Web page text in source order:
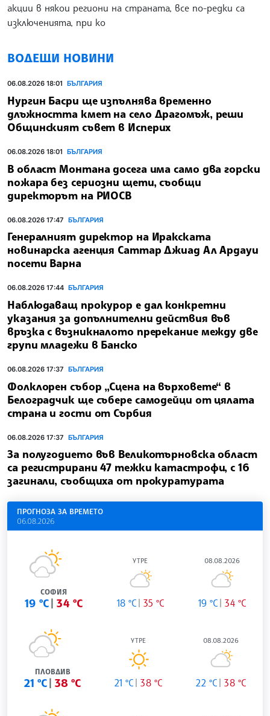
акции в някои региони на страната, все по-редки са
изключенията, при ко
ВОДЕЩИ НОВИНИ
06.08.2026 18:01 БЪЛГАРИЯ
Нургин Басри ще изпълнява временно
длъжността кмет на село Драгомъж, реши
Общинският съвет в Исперих
06.08.2026 18:01 БЪЛГАРИЯ
В област Монтана досега има само два горски
пожара без сериозни щети, съобщи
директорът на РИОСВ
06.08.2026 17:47 БЪЛГАРИЯ
Генералният директор на Иракската
новинарска агенция Саттар Джиад Ал Ардауи
посети Варна
06.08.2026 17:44 БЪЛГАРИЯ
Наблюдаващ прокурор е дал конкретни
указания за допълнителни действия във
връзка с възникналото пререкание между две
групи младежи в Банско
06.08.2026 17:37 БЪЛГАРИЯ
Фолклорен събор „Сцена на върховете“ в
Белоградчик ще събере самодейци от цялата
страна и гости от Сърбия
06.08.2026 17:37 БЪЛГАРИЯ
За полугодието във Великотърновска област
са регистрирани 47 тежки катастрофи, с 16
загинали, съобщиха от прокуратурата
ПРОГНОЗА ЗА ВРЕМЕТО
06.08.2026
СОФИЯ
19 °C 34 °C
УТРЕ
18 °C 35 °C
08.08.2026
19 °C 34 °C
ПЛОВДИВ
21 °C 38 °C
УТРЕ
21 °C 38 °C
08.08.2026
22 °C 38 °C